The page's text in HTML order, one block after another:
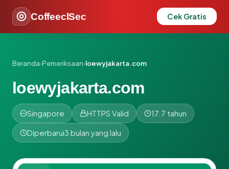
CoffeeclSec Cek Gratis
Beranda›Pemeriksaan›loewyjakarta.com
loewyjakarta.com
Singapore HTTPS Valid 17.7 tahun
Diperbarui3 bulan yang lalu